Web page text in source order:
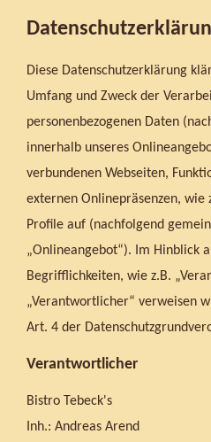
Diese Datenschutzerklärung
Umfang und Zweck der
personenbezogenen Daten
innerhalb unseres
verbundenen Webseiten,
externen Onlinepräsenzen, wie
Profile auf (nachfolgend
„Onlineangebot“). Im Hinblick
Begrifflichkeiten, wie z.B.
„Verantwortlicher“ verweisen
Art. 4 der
Verantwortlicher
Bistro Tebeck's
Inh.: Andreas Arend